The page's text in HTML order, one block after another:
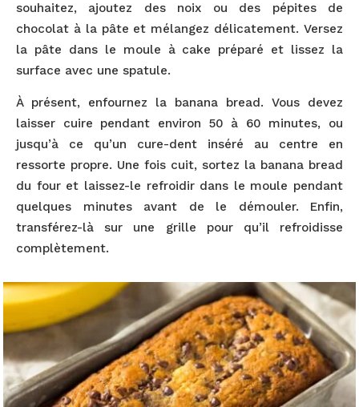
souhaitez, ajoutez des noix ou des pépites de
chocolat à la pâte et mélangez délicatement. Versez
la pâte dans le moule à cake préparé et lissez la
surface avec une spatule.
À présent, enfournez la banana bread. Vous devez
laisser cuire pendant environ 50 à 60 minutes, ou
jusqu’à ce qu’un cure-dent inséré au centre en
ressorte propre. Une fois cuit, sortez la banana bread
du four et laissez-le refroidir dans le moule pendant
quelques minutes avant de le démouler. Enfin,
transférez-là sur une grille pour qu’il refroidisse
complètement.